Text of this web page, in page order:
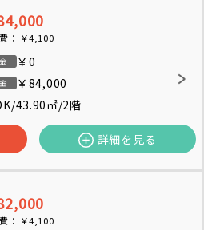
： ￥4,100
￥0
￥84,000
/43.90㎡/2階
詳細を見る
： ￥4,100